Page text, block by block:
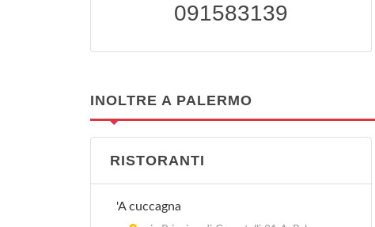
091583139
INOLTRE A PALERMO
RISTORANTI
'A cuccagna